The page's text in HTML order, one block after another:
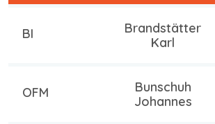
BI
Brandstätter
Karl
OFM
Bunschuh
Johannes